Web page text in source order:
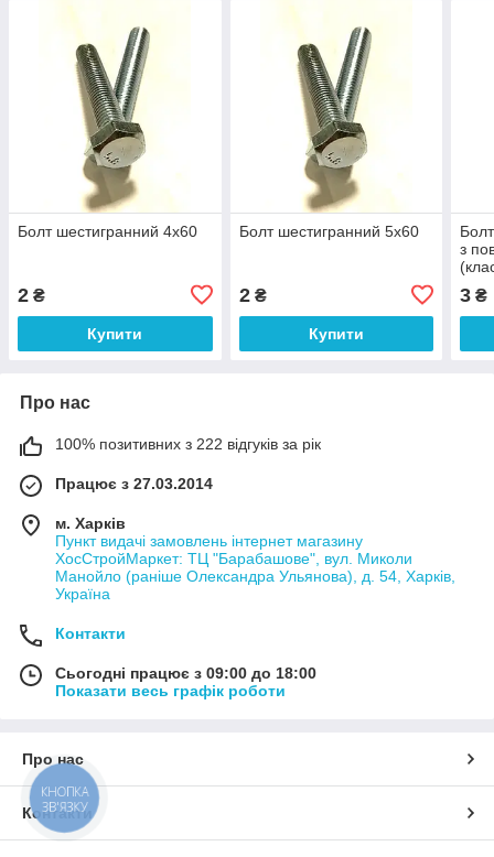
Болт шестигранний 4х60
2 ₴
Купити
Болт шестигранний 5х60
2₴
Купити
з
3 ₴
Про нас
100% позитивних з 222 відгуків за рік
Працює з 27.03.2014
м. Харків
Пункт видачі замовлень інтернет магазину
ХосСтройМаркет: ТЦ "Барабашове", вул. Миколи
Манойло (раніше Олександра Ульянова), д. 54, Харків,
Україна
Контакти
Сьогодні працює з 09:00 до 18:00
Показати весь графік роботи
Про нас
Контакти
КНОПКА
ЗВ'ЯЗКУ